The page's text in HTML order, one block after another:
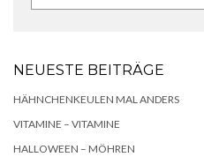
NEUESTE BEITRÄGE
HÄHNCHENKEULEN MAL ANDERS
VITAMINE – VITAMINE
HALLOWEEN – MÖHREN